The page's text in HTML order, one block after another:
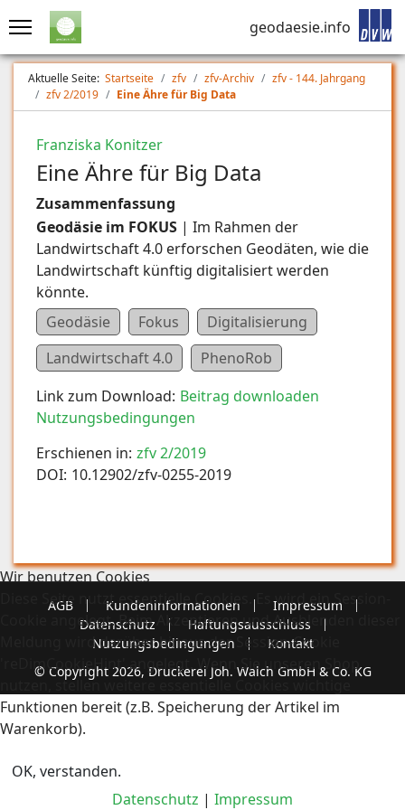
geodaesie.info
Aktuelle Seite: Startseite zfv zfv-Archiv
zfv - 144. Jahrgang
zfv 2/2019
Eine Ähre für Big Data
Franziska Konitzer
Eine Ähre für Big Data
Zusammenfassung
Geodäsie im FOKUS | Im Rahmen der
Landwirtschaft 4.0 erforschen Geodäten, wie die
Landwirtschaft künftig digitalisiert werden
könnte.
Geodäsie
Fokus
Digitalisierung
Landwirtschaft 4.0
PhenoRob
Link zum Download: Beitrag downloaden
Nutzungsbedingungen
Erschienen in: zfv 2/2019
DOI: 10.12902/zfv-0255-2019
AGB Kundeninformationen
Impressum
Datenschutz
Haftungsausschluss
Nutzungsbedingungen
Kontakt
© Copyright 2026, Druckerei Joh. Walch GmbH & Co. KG
Wir benutzen Cookies
Diese Seite nutzt essentielle Cookies. Es wird ein Session-
Cookie angelegt. Beim Akzeptieren und Ausblenden dieser
Meldung wird darüber hinaus der Session-Cookie
'reDimCookieHint' angelegt. Wenn Sie unseren Shop
nutzen, stellen weitere essentielle Cookies wichtige
Funktionen bereit (z.B. Speicherung der Artikel im
Warenkorb).
OK, verstanden.
Datenschutz | Impressum